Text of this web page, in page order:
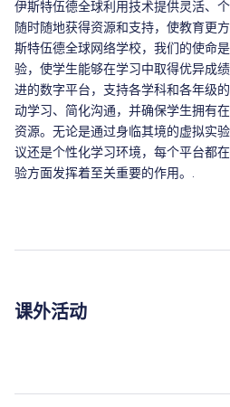
伊斯特伍德全球利用技术提供灵活、
随时随地获得资源和支持，使教育更
斯特伍德全球网络学校，我们的使命
验，使学生能够在学习中取得优异成
进的数字平台，支持各学科和各年级
动学习、简化沟通，并确保学生拥有
资源。无论是通过身临其境的虚拟实
议还是个性化学习环境，每个平台都
验方面发挥着至关重要的作用。.
课外活动